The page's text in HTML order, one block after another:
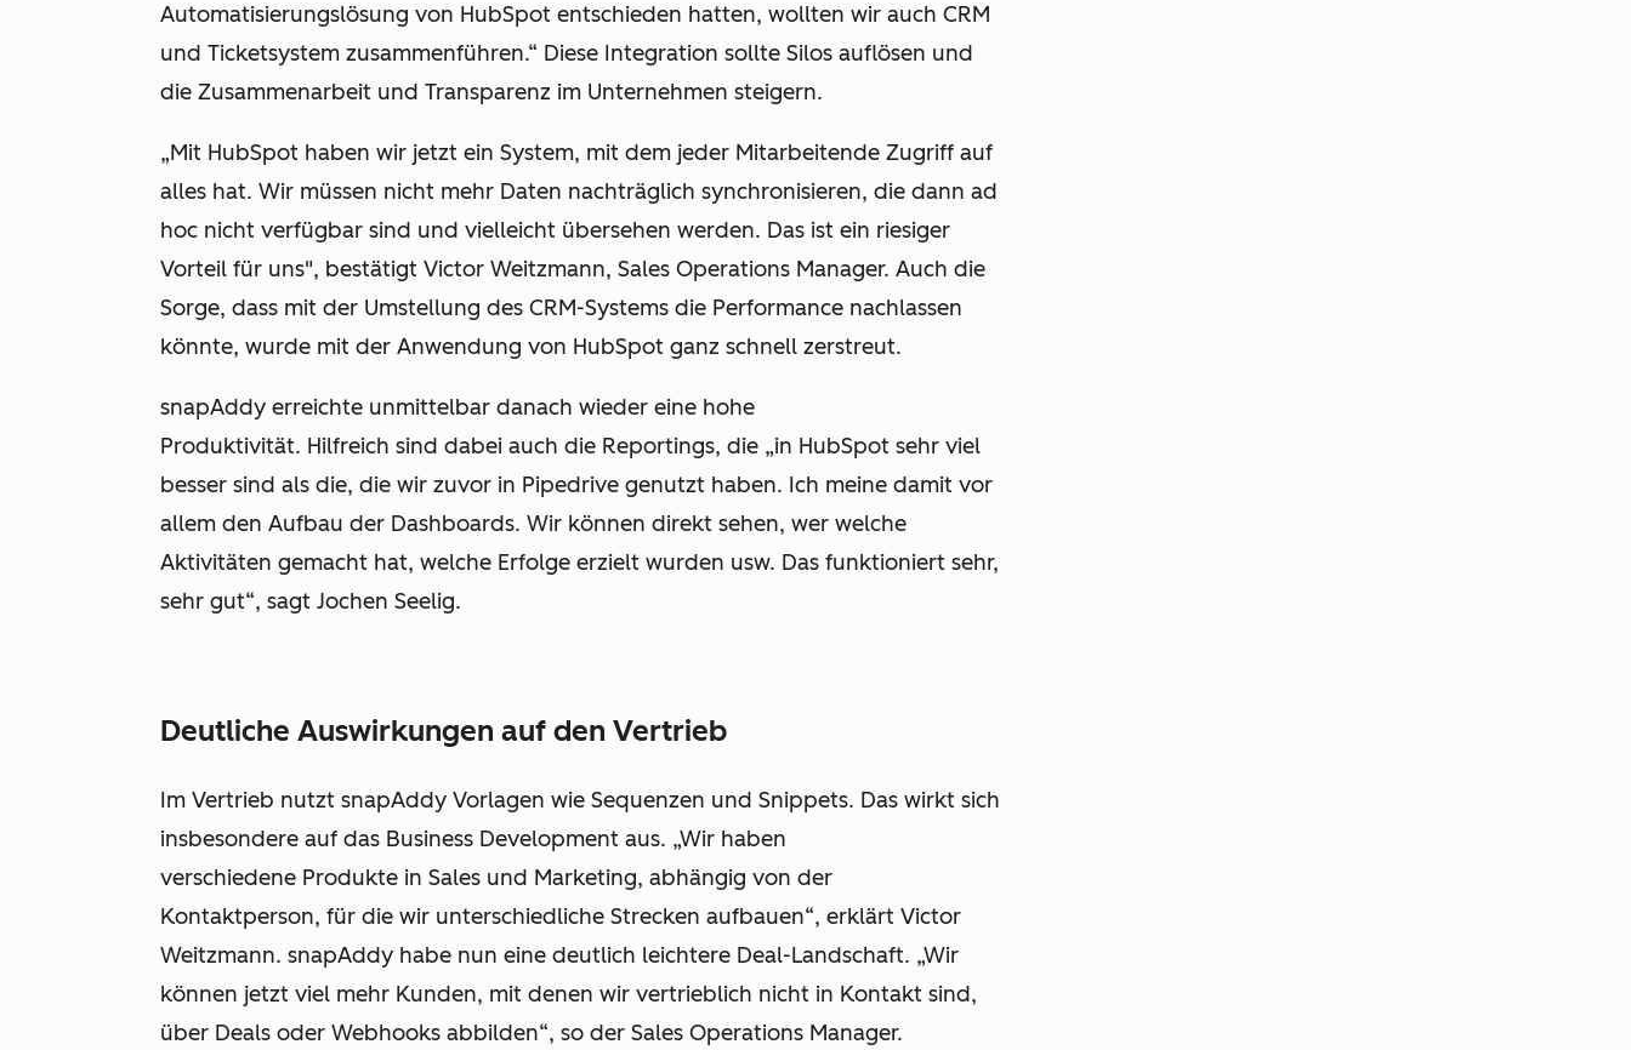
Automatisierungslösung von HubSpot entschieden hatten, wollten wir auch CRM
und Ticketsystem zusammenführen.“ Diese Integration sollte Silos auflösen und
die Zusammenarbeit und Transparenz im Unternehmen steigern.
„Mit HubSpot haben wir jetzt ein System, mit dem jeder Mitarbeitende Zugriff auf
alles hat. Wir müssen nicht mehr Daten nachträglich synchronisieren, die dann ad
hoc nicht verfügbar sind und vielleicht übersehen werden. Das ist ein riesiger
Vorteil für uns", bestätigt Victor Weitzmann, Sales Operations Manager. Auch die
Sorge, dass mit der Umstellung des CRM-Systems die Performance nachlassen
könnte, wurde mit der Anwendung von HubSpot ganz schnell zerstreut.
snapAddy erreichte unmittelbar danach wieder eine hohe
Produktivität. Hilfreich sind dabei auch die Reportings, die „in HubSpot sehr viel
besser sind als die, die wir zuvor in Pipedrive genutzt haben. Ich meine damit vor
allem den Aufbau der Dashboards. Wir können direkt sehen, wer welche
Aktivitäten gemacht hat, welche Erfolge erzielt wurden usw. Das funktioniert sehr,
sehr gut“, sagt Jochen Seelig.
Deutliche Auswirkungen auf den Vertrieb
Im Vertrieb nutzt snapAddy Vorlagen wie Sequenzen und Snippets. Das wirkt sich
insbesondere auf das Business Development aus. „Wir haben
verschiedene Produkte in Sales und Marketing, abhängig von der
Kontaktperson, für die wir unterschiedliche Strecken aufbauen“, erklärt Victor
Weitzmann. snapAddy habe nun eine deutlich leichtere Deal-Landschaft. „Wir
können jetzt viel mehr Kunden, mit denen wir vertrieblich nicht in Kontakt sind,
über Deals oder Webhooks abbilden“, so der Sales Operations Manager.